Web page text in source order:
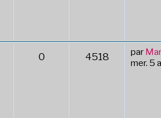
0 4518 par
mer. 5